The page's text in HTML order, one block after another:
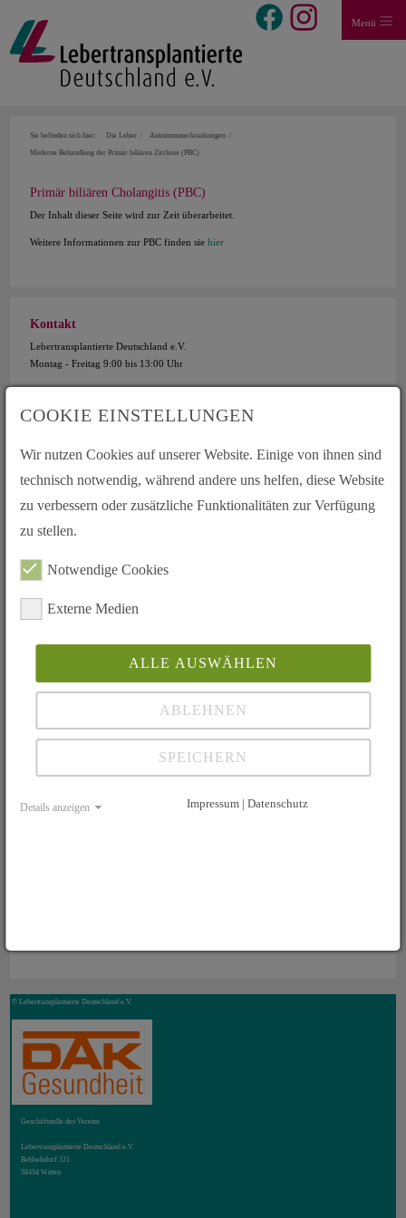
Menü
Sie befinden sich hier: Die Leber Autoimmunerkrankungen
Moderne Behandlung der Primär biliären Zirrhose (PBC)
Primär biliären Cholangitis (PBC)
Der Inhalt dieser Seite wird zur Zeit überarbeitet.
Weitere Informationen zur PBC finden sie hier
Kontakt
Lebertransplantierte Deutschland e.V.
Montag - Freitag 9:00 bis 13:00 Uhr
Telefon: 02302/1798991
Fax: 02302/1798992
Mitmachen - Mithelfen
Sie möchten Mitglied werden?
Sie möchten unsere Arbeit unterstützen?
Mein Ausweis meine Entscheidung
Schnell und Einfach hier als Download
© Lebertransplantierte Deutschland e.V.
Geschäftstelle des Vereins
Lebertransplantierte Deutschland e.V.
Bebbelsdorf 121
58454 Witten
COOKIE EINSTELLUNGEN
Wir nutzen Cookies auf unserer Website. Einige von ihnen sind
technisch notwendig, während andere uns helfen, diese Website
zu verbessern oder zusätzliche Funktionalitäten zur Verfügung
zu stellen.
Notwendige Cookies
Externe Medien
ALLE AUSWÄHLEN
ABLEHNEN
SPEICHERN
Details anzeigen Impressum | Datenschutz